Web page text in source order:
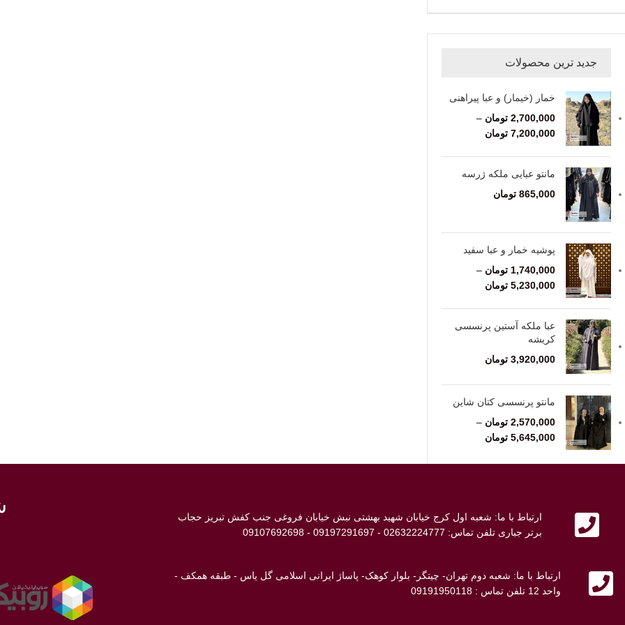
جدید ترین محصولات
خمار (خیمار) و عبا پیراهنی
2,700,000 تومان –
7,200,000 تومان
مانتو عبایی ملکه ژرسه
865,000 تومان
پوشیه خمار و عبا سفید
1,740,000 تومان –
5,230,000 تومان
عبا ملکه آستین پرنسسی
کریشه
3,920,000 تومان
مانتو پرنسسی کتان شاین
2,570,000 تومان –
5,645,000 تومان
ارتباط با ما: شعبه اول کرج خیابان شهید بهشتی نبش خیابان فروغی جنب کفش تبریز حجاب
برتر جباری تلفن تماس: 02632224777 - 09197291697 - 09107692698
ارتباط با ما: شعبه دوم تهران- چیتگر- بلوار کوهک- پاساژ ایرانی اسلامی گل یاس - طبقه همکف -
واحد 12 تلفن تماس : 09191950118